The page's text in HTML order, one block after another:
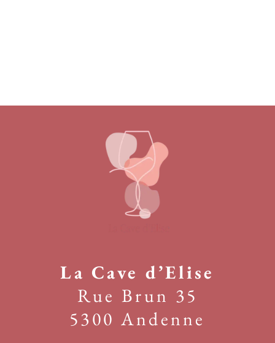
La Cave d’Elise
Rue Brun 35
5300 Andenne